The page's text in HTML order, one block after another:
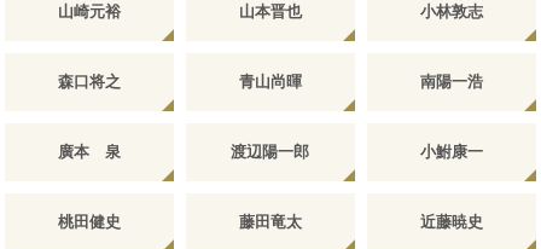
山崎元裕 山本晋也 小林敦志
森口将之 青山尚暉 南陽一浩
廣本 泉 渡辺陽一郎 小鮒康一
桃田健史 藤田竜太 近藤暁史